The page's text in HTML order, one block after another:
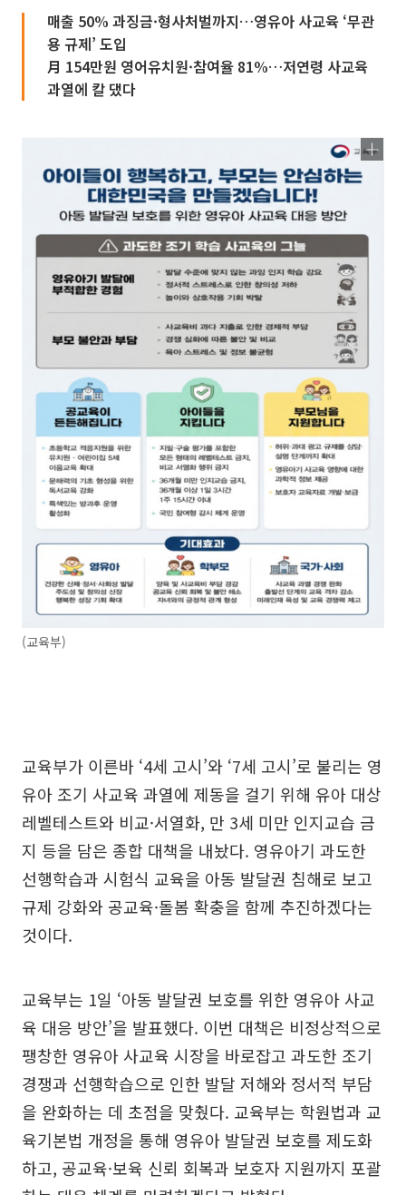
매출 50% 과징금·형사처벌까지…영유아 사교육 ‘무관
용 규제’ 도입
月 154만원 영어유치원·참여율 81%…저연령 사교육
과열에 칼 댔다
(교육부)
교육부가 이른바 ‘4세 고시’와 ‘7세 고시’로 불리는 영
유아 조기 사교육 과열에 제동을 걸기 위해 유아 대상
레벨테스트와 비교·서열화, 만 3세 미만 인지교습 금
지 등을 담은 종합 대책을 내놨다. 영유아기 과도한
선행학습과 시험식 교육을 아동 발달권 침해로 보고
규제 강화와 공교육·돌봄 확충을 함께 추진하겠다는
것이다.
교육부는 1일 ‘아동 발달권 보호를 위한 영유아 사교
육 대응 방안’을 발표했다. 이번 대책은 비정상적으로
팽창한 영유아 사교육 시장을 바로잡고 과도한 조기
경쟁과 선행학습으로 인한 발달 저해와 정서적 부담
을 완화하는 데 초점을 맞췄다. 교육부는 학원법과 교
육기본법 개정을 통해 영유아 발달권 보호를 제도화
하고, 공교육·보육 신뢰 회복과 보호자 지원까지 포괄